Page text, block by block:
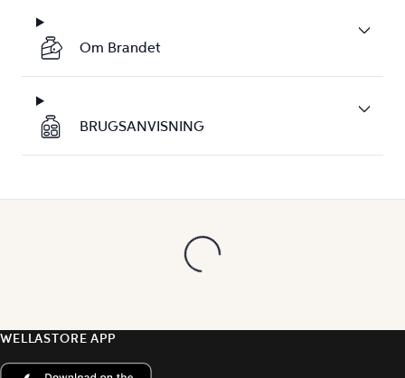
Om Brandet
BRUGSANVISNING
WELLASTORE APP